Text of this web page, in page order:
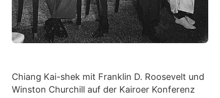
Chiang Kai-shek mit Franklin D. Roosevelt und
Winston Churchill auf der Kairoer Konferenz